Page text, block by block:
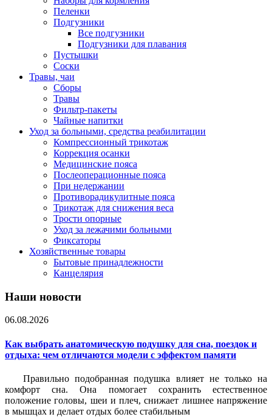
Пеленки
Подгузники
Все подгузники
Подгузники для плавания
Пустышки
Соски
Травы, чаи
Сборы
Травы
Фильтр-пакеты
Чайные напитки
Уход за больными, средства реабилитации
Компрессионный трикотаж
Коррекция осанки
Медицинские пояса
Послеоперационные пояса
При недержании
Противорадикулитные пояса
Трикотаж для снижения веса
Трости опорные
Уход за лежачими больными
Фиксаторы
Хозяйственные товары
Бытовые принадлежности
Канцелярия
Наши новости
06.08.2026
Как выбрать анатомическую подушку для сна, поездок и
отдыха: чем отличаются модели с эффектом памяти
Правильно подобранная подушка влияет не только на
комфорт сна. Она помогает сохранить естественное
положение головы, шеи и плеч, снижает лишнее напряжение
в мышцах и делает отдых более стабильным